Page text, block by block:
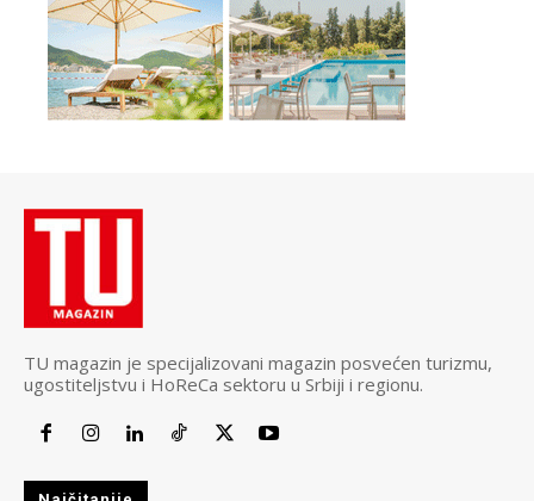
TU magazin je specijalizovani magazin posvećen turizmu,
ugostiteljstvu i HoReCa sektoru u Srbiji i regionu.